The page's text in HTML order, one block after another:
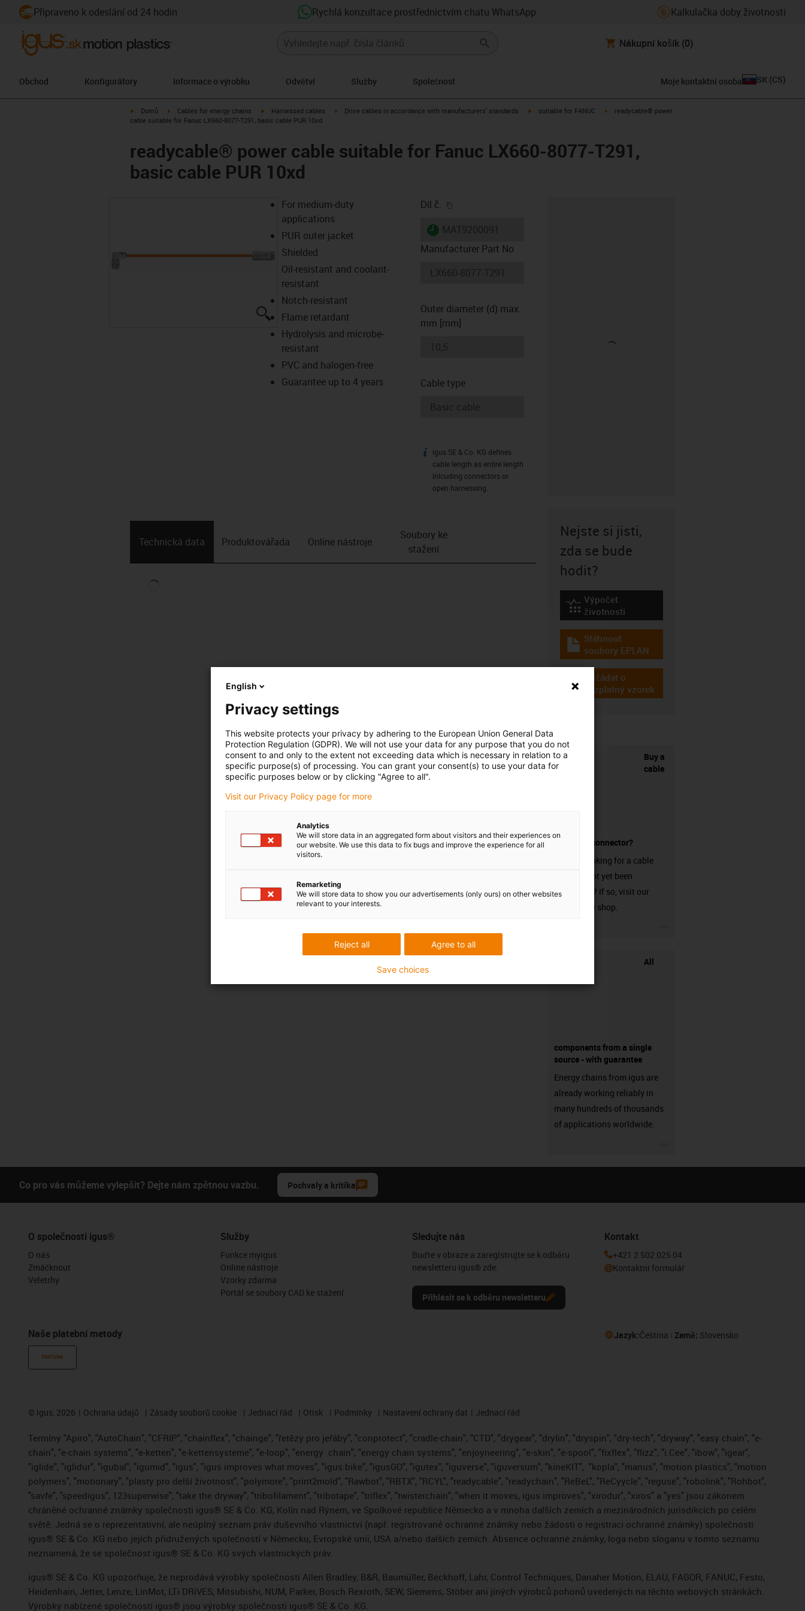
Připraveno k odeslání od 24 hodin Rychlá konzultace prostřednictvím chatu WhatsApp Kalkulačka doby životnosti
Nákupní košík (0)
Obchod Konfigurátory Informace o výrobku Odvětví Služby Společnost Moje kontaktní osoba SK (CS)
igus-icon-arrow-right
Domů igus-icon-arrow-right
Cables for energy chains igus-icon-arrow-right
Harnessed cables igus-icon-arrow-right
Drive cables in accordance with manufacturers' standards igus-icon-arrow-right
suitable for FANUC igus-icon-arrow-right
readycable® power
cable suitable for Fanuc LX660-8077-T291, basic cable PUR 10xd
readycable® power cable suitable for Fanuc LX660-8077-T291,
basic cable PUR 10xd
igus-icon-lupe
For medium-duty
applications
PUR outer jacket
Shielded
Oil-resistant and coolant-
resistant
Notch-resistant
Flame retardant
Hydrolysis and microbe-
resistant
PVC and halogen-free
Guarantee up to 4 years
Díl č.
igus-icon-lieferzeit
Manufacturer Part No
Outer diameter (d) max.
mm [mm]
Cable type
igus-icon-info
igus SE & Co. KG defines
cable length as entire length
inlcuding connectors or
open harnessing.
Technická data Produktová­řada Online nástroje
Soubory ke
stažení
Nejste si jisti,
zda se bude
hodit?
igus-icon-lebensdauerrechner
Výpočet
životnosti
igus-icon-download-plan
Stáhnout
soubory EPLAN
igus-icon-gratismuster
Požádat o
bezplatný vzorek
Buy a
cable
without a connector?
Are you looking for a cable
that has not yet been
harnessed? If so, visit our
chainflex® shop.
All
components from a single
source - with guarantee
Energy chains from igus are
already working reliably in
many hundreds of thousands
of applications worldwide.
Co pro vás můžeme vylepšit? Dejte nám zpětnou vazbu. Pochvaly a kritika
O společnosti igus®
O nás
Zmáčknout
Veletrhy
Naše platební metody
FAKTURA
Služby
Funkce myigus
Online nástroje
Vzorky zdarma
Portál se soubory CAD ke stažení
Sledujte nás
Buďte v obraze a zaregistrujte se k odběru
newsletteru igus® zde.
Přihlásit se k odběru newsletteru
Kontakt
+421 2 502 025 04
Kontaktní formulář
Jazyk:Čeština Země: Slovensko
© igus, 2026 Ochrana údajů Zásady souborů cookie Jednací řád Otisk Podmínky Nastavení ochrany dat Jednací řád
Termíny "Apiro", "AutoChain", "CFRIP", "chainflex", "chainge", "řetězy pro jeřáby", "conprotect", "cradle-chain", "CTD", "drygear", "drylin", "dryspin", "dry-tech", "dryway", "easy chain", "e-
chain", "e-chain systems", "e-ketten", "e-kettensysteme", "e-loop", "energy chain", "energy chain systems", "enjoyneering", "e-skin", "e-spool", "fixflex", "flizz", "i.Cee", "ibow", "igear",
"iglide", "iglidur", "igubal", "igumid", "igus", "igus improves what moves", "igus:bike", "igusGO", "igutex", "iguverse", "iguversum", "kineKIT", "kopla", "manus", "motion plastics", "motion
polymers", "motionary", "plasty pro delší životnost", "polymore", "print2mold", "Rawbot", "RBTX", "RCYL", "readycable", "readychain", "ReBeL", "ReCyycle", "reguse", "robolink", "Rohbot",
"savfe", "speedigus", 123superwise", "take the dryway", "tribofilament", "tribotape", "triflex", "twisterchain", "when it moves, igus improves", "xirodur", "xiros" a "yes" jsou zákonem
chráněné ochranné známky společnosti igus® SE & Co. KG, Kolín nad Rýnem, ve Spolkové republice Německo a v mnoha dalších zemích a mezinárodních jurisdikcích po celém
světě. Jedná se o reprezentativní, ale neúplný seznam práv duševního vlastnictví (např. registrované ochranné známky nebo žádosti o registraci ochranné známky) společnosti
igus® SE & Co. KG nebo jejích přidružených společností v Německu, Evropské unii, USA a/nebo dalších zemích. Absence ochranné známky, loga nebo sloganu v tomto seznamu
neznamená, že se společnost igus® SE & Co. KG svých vlastnických práv.
igus® SE & Co. KG upozorňuje, že neprodává výrobky společností Allen Bradley, B&R, Baumüller, Beckhoff, Lahr, Control Techniques, Danaher Motion, ELAU, FAGOR, FANUC, Festo,
Heidenhain, Jetter, Lenze, LinMot, LTi DRiVES, Mitsubishi, NUM, Parker, Bosch Rexroth, SEW, Siemens, Stöber ani jiných výrobců pohonů uvedených na těchto webových stránkách.
Výrobky nabízené společností igus® jsou výrobky společnosti igus® SE & Co. KG.
English
Privacy settings
This website protects your privacy by adhering to the European Union General Data
Protection Regulation (GDPR). We will not use your data for any purpose that you do not
consent to and only to the extent not exceeding data which is necessary in relation to a
specific purpose(s) of processing. You can grant your consent(s) to use your data for
specific purposes below or by clicking "Agree to all".
Visit our Privacy Policy page for more
Analytics
We will store data in an aggregated form about visitors and their experiences on
our website. We use this data to fix bugs and improve the experience for all
visitors.
Remarketing
We will store data to show you our advertisements (only ours) on other websites
relevant to your interests.
Agree to all
Reject all
Save choices